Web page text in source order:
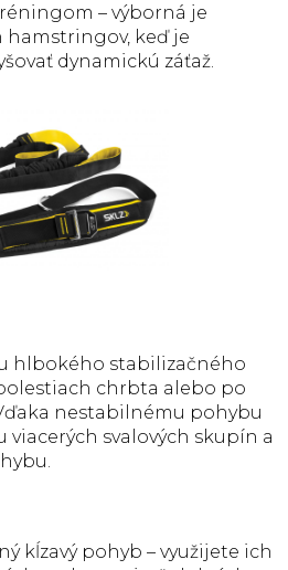
– výborná je
keď je
dynamickú záťaž.
hlbokého stabilizačného
chrbta alebo po
nestabilnému pohybu
viacerých svalových skupín a
kĺzavý pohyb – využijete ich